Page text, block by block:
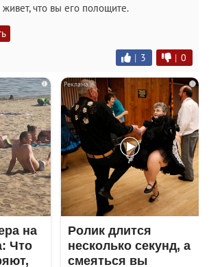
живет, что вы его полощите.
| 3 | 0
i
на
Что
i
Ролик длится
несколько секунд, а
смеяться вы